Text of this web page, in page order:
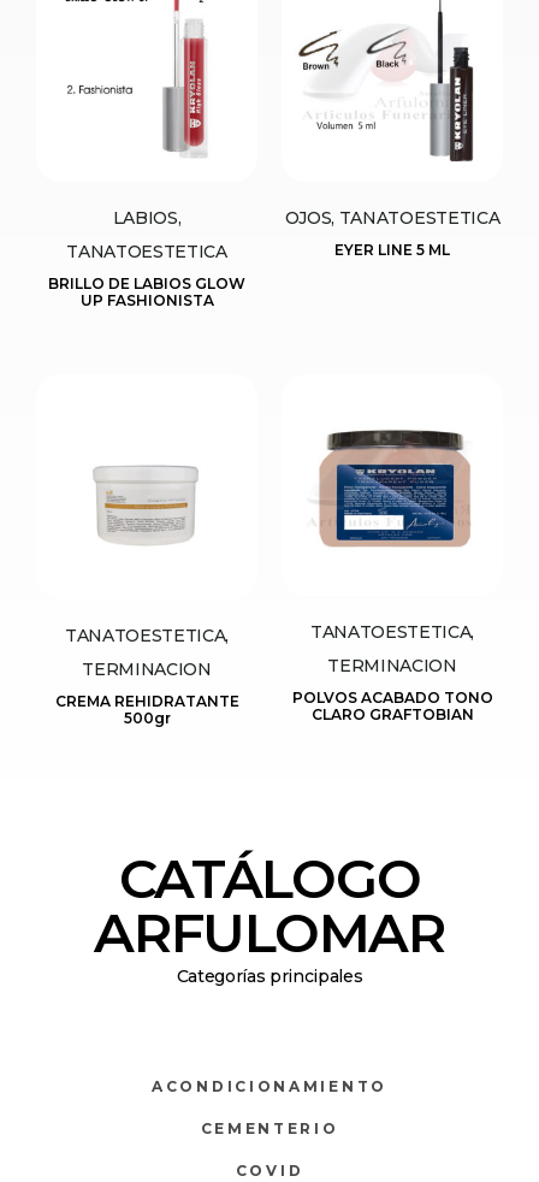
LABIOS,
TANATOESTETICA
BRILLO DE LABIOS GLOW
UP FASHIONISTA
OJOS, TANATOESTETICA
EYER LINE 5 ML
TANATOESTETICA,
TERMINACION
CREMA REHIDRATANTE
500gr
TANATOESTETICA,
TERMINACION
POLVOS ACABADO TONO
CLARO GRAFTOBIAN
CATÁLOGO
ARFULOMAR
Categorías principales
ACONDICIONAMIENTO
CEMENTERIO
COVID